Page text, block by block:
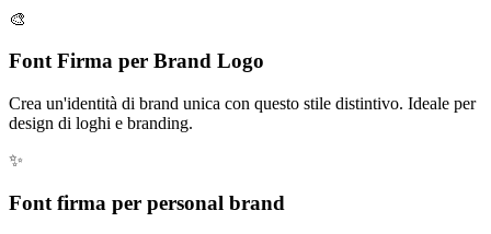
🎨
Font Firma per Brand Logo
Crea un'identità di brand unica con questo stile distintivo. Ideale per
design di loghi e branding.
✨
Font firma per personal brand